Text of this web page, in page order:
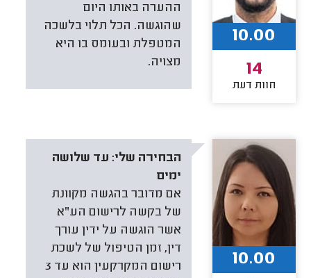
ההערה באותו היום
שהוגשה. הכל תלוי בלשכה
המטפלת ובעומס בו היא
מצויה.
10.00
14
חוות דעת
הבחירה שלי: עד שלושה
ימים
אם מדובר בהגשה מקוונת
של בקשה לרישום הע"א
אשר הוגשה על ידין עורך
דין, זמן הטיפול של לשכת
רישום המקרקעין הוא עד 3
10.00